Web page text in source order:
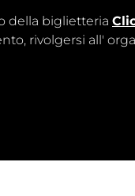
della biglietteria
rivolgersi all'